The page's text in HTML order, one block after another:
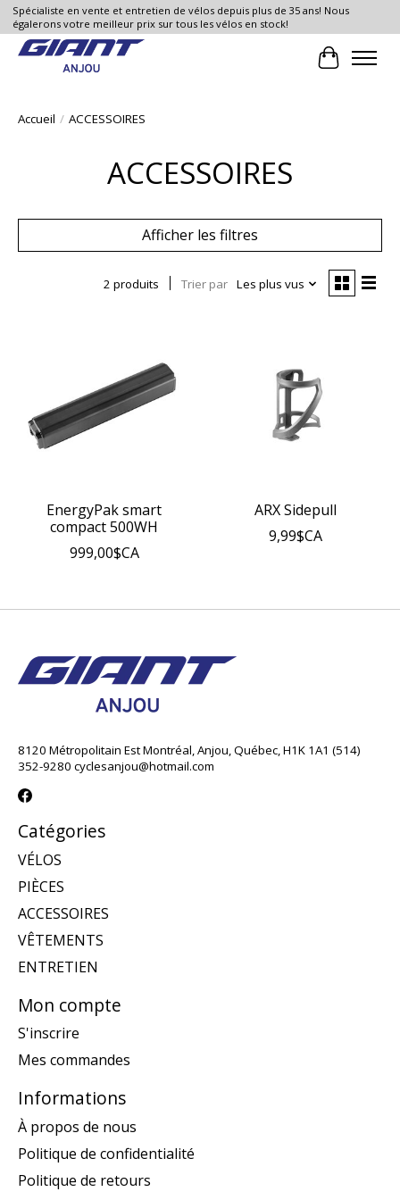
Spécialiste en vente et entretien de vélos depuis plus de 35 ans! Nous
égalerons votre meilleur prix sur tous les vélos en stock!
Panier
Accueil / ACCESSOIRES
ACCESSOIRES
Afficher les filtres
2 produits Trier par Les plus vus
EnergyPak smart
compact 500WH
999,00$CA
ARX Sidepull
9,99$CA
8120 Métropolitain Est Montréal, Anjou, Québec, H1K 1A1 (514)
352-9280 cyclesanjou@hotmail.com
Catégories
VÉLOS
PIÈCES
ACCESSOIRES
VÊTEMENTS
ENTRETIEN
Mon compte
S'inscrire
Mes commandes
Informations
À propos de nous
Politique de confidentialité
Politique de retours